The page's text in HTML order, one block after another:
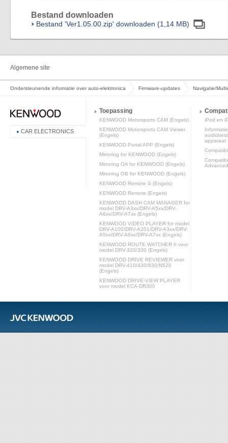
Bestand downloaden
Bestand 'Ver1.05.00.zip' downloaden (1,14 MB)
Algemene site
Ondersteunende informatie over auto-elektronica Firmware-updates Navigatie/
CAR ELECTRONICS
Toepassing
KENWOOD Motorsports CAM (Engels)
KENWOOD Motorsports CAM Viewer
(Engels)
KENWOOD Portal APP (Engels)
Mirroring for KENWOOD (Engels)
Mirroring OA for KENWOOD (Engels)
Mirroring OB for KENWOOD (Engels)
KENWOOD Remote S (Engels)
KENWOOD Remote (Engels)
KENWOOD DASH CAM MANAGER for
model DRV-A3xx/DRV-A5xx/DRV-
A6xx/DRV-A7xx (Engels)
KENWOOD VIDEO PLAYER for model
DRV-A100/DRV-A201/DRV-A3xx/DRV-
A5xx/DRV-A6xx/DRV-A7xx (Engels)
KENWOOD ROUTE WATCHER II voor
model DRV-320/330 (Engels)
KENWOOD DRIVE REVIEWER voor
model DRV-410/430/830/N520
(Engels)
KENWOOD DRIVE-VIEW PLAYER
voor model KCA-DR300
iPod en
apparaat